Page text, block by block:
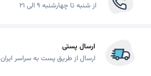
از شنبه تا چهارشنبه 9 الی 21
ارسال پستی
ارسال از طریق پست به سراسر ایران